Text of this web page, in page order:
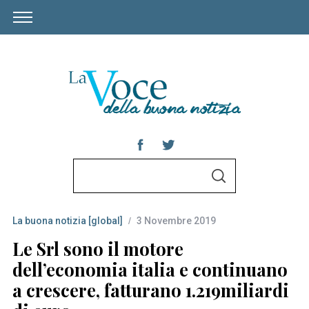
r
c
h
f
o
S
La buona notizia [global] 3 Novembre 2019
Le Srl sono il motore
dell’economia italia e continuano
a crescere, fatturano 1.219miliardi